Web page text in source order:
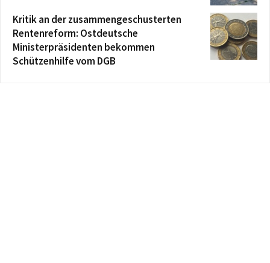
Kritik an der zusammengeschusterten
Rentenreform: Ostdeutsche
Ministerpräsidenten bekommen
Schützenhilfe vom DGB